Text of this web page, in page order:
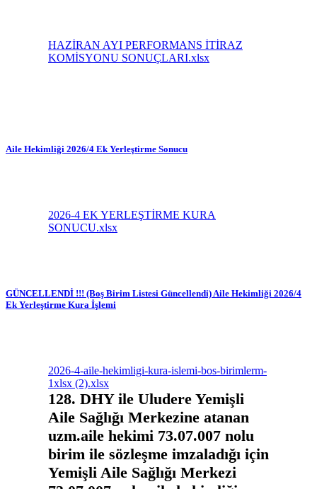
HAZİRAN AYI PERFORMANS İTİRAZ
KOMİSYONU SONUÇLARI.xlsx
Aile Hekimliği 2026/4 Ek Yerleştirme Sonucu
2026-4 EK YERLEŞTİRME KURA
SONUCU.xlsx
GÜNCELLENDİ !!! (Boş Birim Listesi Güncellendi) Aile Hekimliği 2026/4
Ek Yerleştirme Kura İşlemi
2026-4-aile-hekimligi-kura-islemi-bos-birimlerm-
1xlsx (2).xlsx
128. DHY ile Uludere Yemişli
Aile Sağlığı Merkezine atanan
uzm.aile hekimi 73.07.007 nolu
birim ile sözleşme imzaladığı için
Yemişli Aile Sağlığı Merkezi